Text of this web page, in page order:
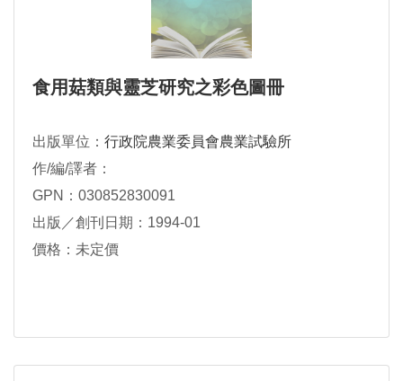
食用菇類與靈芝研究之彩色圖冊
出版單位： 行政院農業委員會農業試驗所
作/編/譯者：
GPN：030852830091
出版／創刊日期：1994-01
價格：未定價